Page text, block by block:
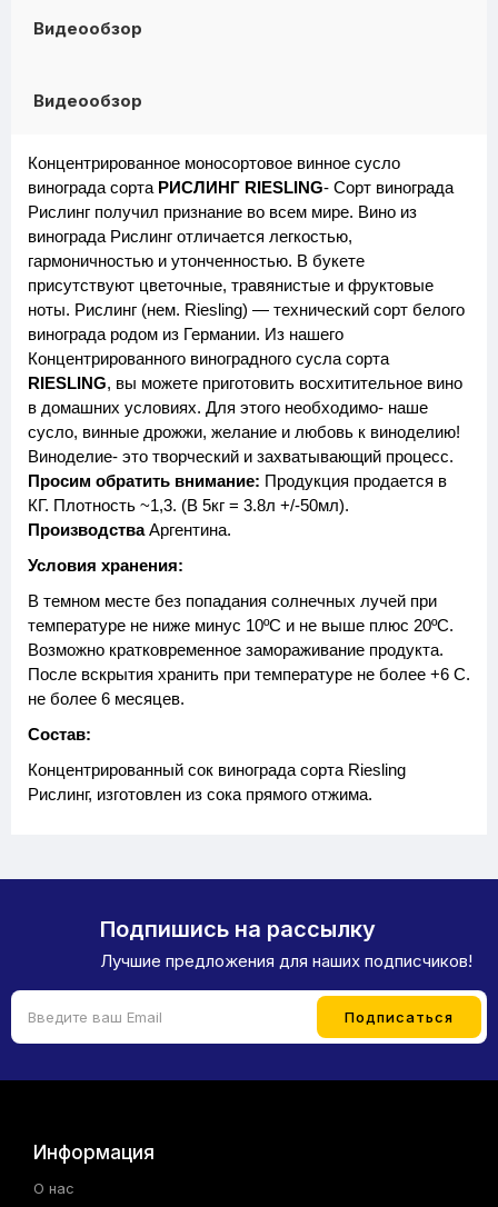
Видеообзор
Видеообзор
Концентрированное моносортовое винное сусло
винограда сорта РИСЛИНГ RIESLING- Сорт винограда
Рислинг получил признание во всем мире. Вино из
винограда Рислинг отличается легкостью,
гармоничностью и утонченностью. В букете
присутствуют цветочные, травянистые и фруктовые
ноты. Рислинг (нем. Riesling) — технический сорт белого
винограда родом из Германии. Из нашего
Концентрированного виноградного сусла сорта
RIESLING, вы можете приготовить восхитительное вино
в домашних условиях. Для этого необходимо- наше
сусло, винные дрожжи, желание и любовь к виноделию!
Виноделие- это творческий и захватывающий процесс.
Просим обратить внимание: Продукция продается в
КГ. Плотность ~1,3. (В 5кг = 3.8л +/-50мл).
ПроизводстваАргентина.
Условия хранения:
В темном месте без попадания солнечных лучей при
температуре не ниже минус 10ºС и не выше плюс 20ºС.
Возможно кратковременное замораживание продукта.
После вскрытия хранить при температуре не более +6 С.
не более 6 месяцев.
Состав:
Концентрированный сок винограда сорта Riesling
Рислинг, изготовлен из сока прямого отжима.
Подпишись на рассылку
Лучшие предложения для наших подписчиков!
Информация
О нас